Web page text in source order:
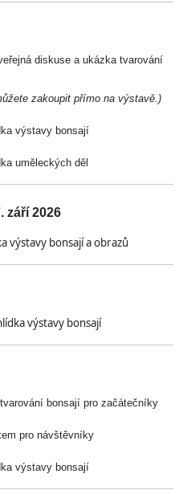
diskuse a ukázka tvarování
zakoupit přímo na výstavě.)
výstavy bonsají
uměleckých děl
září 2026
výstavy bonsají a obrazů
výstavy bonsají
bonsají pro začátečníky
pro návštěvníky
výstavy bonsají